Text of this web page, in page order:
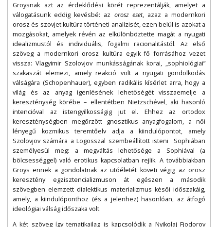
Groysnak azt az érdeklődési körét reprezentálják, amelyet a
válogatásunk eddig kevésbé: az orosz eset, azaz a modernkori
orosz és szovjet kultúra történeti analízisét, ezen belül is azokat a
mozgásokat, amelyek révén az elkülönböztette magát a nyugati
idealizmustól és individuális, fogalmi racionalitástól. Az első
szöveg a modernkori orosz kultúra egyik fő forrásához vezet
vissza: Vlagyimir Szolovjov munkásságának korai, „sophiológiai”
szakaszát elemezi, amely reakció volt a nyugati gondolkodás
válságára (Schopenhauer), egyben radikális kísérlet arra, hogy a
világ és az anyag igenlésének lehetőségét visszaemelje a
kereszténység körébe – ellentétben Nietzschével, aki hasonló
intencióval az istengyilkosságig jut el. Ehhez az ortodox
kereszténységben megőrzött gnosztikus anyagfogalom, a női
lényegű kozmikus teremtőelv adja a kiindulópontot, amely
Szolovjov számára a Logosszal szembeállított isteni Sophiában
személyesül meg: a megváltás lehetősége a Sophiával (a
bölcsességgel) való erotikus kapcsolatban rejlik. A továbbiakban
Groys ennek a gondolatnak az utóéletét követi végig az orosz
keresztény egzisztencializmuson át egészen a második
szövegben elemzett dialektikus materializmus késői időszakáig,
amely, a kiindulóponthoz (és a jelenhez) hasonlóan, az átfogó
ideológiai válság időszaka volt.
A két szöveg így tematikailag is kapcsolódik a Nyikolaj Fjodorov